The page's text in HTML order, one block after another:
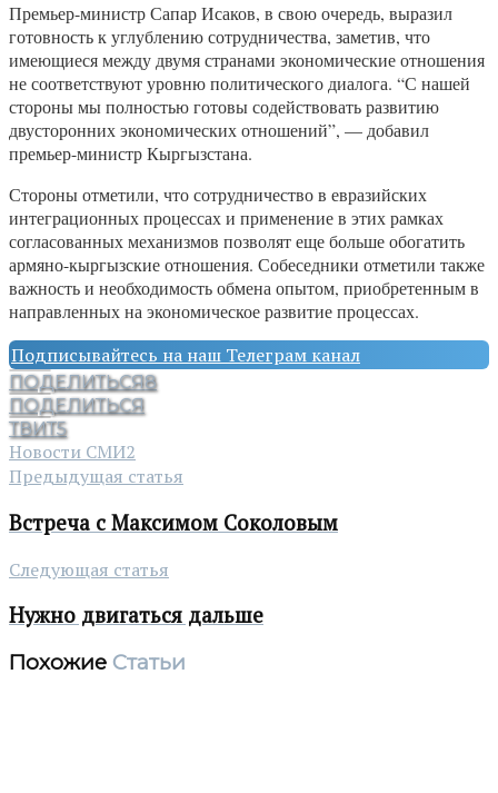
Премьер-министр Сапар Исаков, в свою очередь, выразил
готовность к углублению сотрудничества, заметив, что
имеющиеся между двумя странами экономические отношения
не соответствуют уровню политического диалога. “С нашей
стороны мы полностью готовы содействовать развитию
двусторонних экономических отношений”, — добавил
премьер-министр Кыргызстана.
Стороны отметили, что сотрудничество в евразийских
интеграционных процессах и применение в этих рамках
согласованных механизмов позволят еще больше обогатить
армяно-кыргызские отношения. Собеседники отметили также
важность и необходимость обмена опытом, приобретенным в
направленных на экономическое развитие процессах.
Подписывайтесь на наш Телеграм канал
ПОДЕЛИТЬСЯ8
ПОДЕЛИТЬСЯ
ТВИТ5
Новости СМИ2
Предыдущая статья
Встреча с Максимом Соколовым
Следующая статья
Нужно двигаться дальше
Похожие Статьи